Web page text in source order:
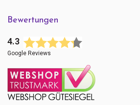
Bewertungen
4.3
Google Reviews